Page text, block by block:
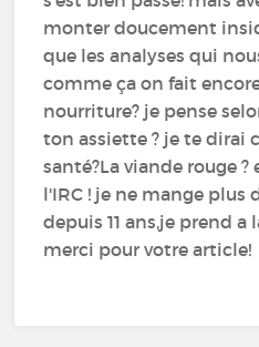
monter doucement
que les analyses qui
comme ça on fait
nourriture? je pense
ton assiette ? je te dirai
santé?La viande rouge
l'IRC ! je ne mange plus
depuis 11 ans,je prend a
merci pour votre article!